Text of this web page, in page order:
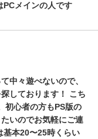
PCメインの人です
中々遊べないので、
しております！ こち
初心者の方もPS版の
いのでお気軽にご連
基本20〜25時くらい